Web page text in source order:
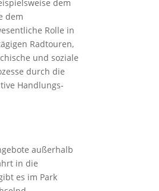
dem
dem
Rolle in
Radtouren,
und soziale
durch die
Handlungs-
außerhalb
in die
es im Park